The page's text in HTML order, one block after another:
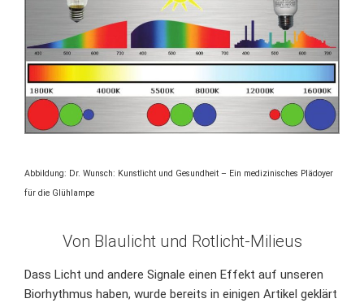
Abbildung: Dr. Wunsch: Kunstlicht und Gesundheit – Ein medizinisches Plädoyer
für die Glühlampe
Von Blaulicht und Rotlicht-Milieus
Dass Licht und andere Signale einen Effekt auf unseren
Biorhythmus haben, wurde bereits in einigen Artikel geklärt